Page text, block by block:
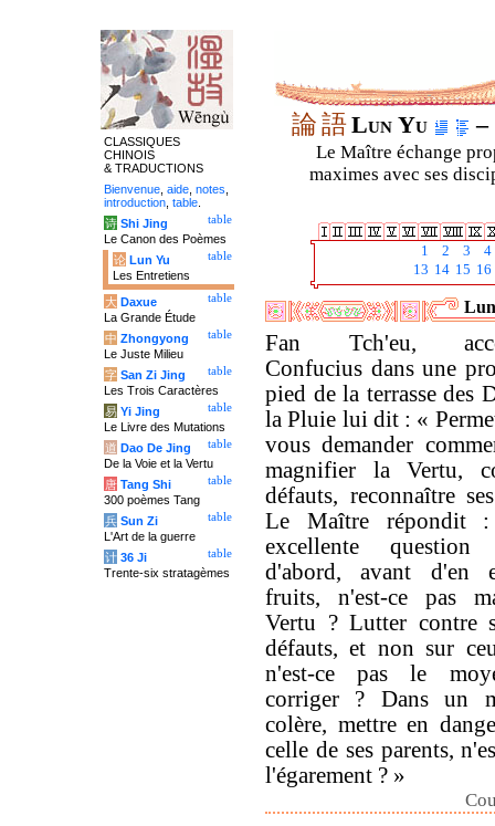
論語Lun Yu –
Le Maître échange
maximes avec ses
1 2 3
4
13 14 15 16
Fan Tch'eu,
Confucius dans une
pied de la terrasse des
la Pluie lui dit : «
vous demander
magnifier la Vertu,
défauts, reconnaître
Le Maître répondit
excellente
d'abord, avant d'en
fruits, n'est-ce pas
Vertu ? Lutter contre
défauts, et non sur
n'est-ce pas le
corriger ? Dans un
colère, mettre en
celle de ses parents,
l'égarement ? »
CLASSIQUES
CHINOIS
& TRADUCTIONS
Bienvenue aide notes
introduction table
table
诗 Shi Jing
Le Canon des Poèmes
table
论 Lun Yu
Les Entretiens
table
大 Daxue
La Grande Étude
table
中 Zhongyong
Le Juste Milieu
table
字 San Zi Jing
Les Trois Caractères
table
易 Yi Jing
Le Livre des Mutations
table
道 Dao De Jing
De la Voie et la Vertu
table
唐 Tang Shi
300 poèmes Tang
table
兵 Sun Zi
L'Art de la guerre
table
计 36 Ji
Trente-six stratagèmes